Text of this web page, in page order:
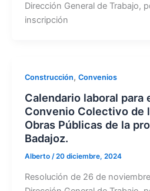
Dirección General de Trabajo,
inscripción
Construcción, Convenios
Calendario laboral para
Convenio Colectivo de
Obras Públicas de la
Badajoz.
Alberto /20 diciembre, 2024
Resolución de 26 de